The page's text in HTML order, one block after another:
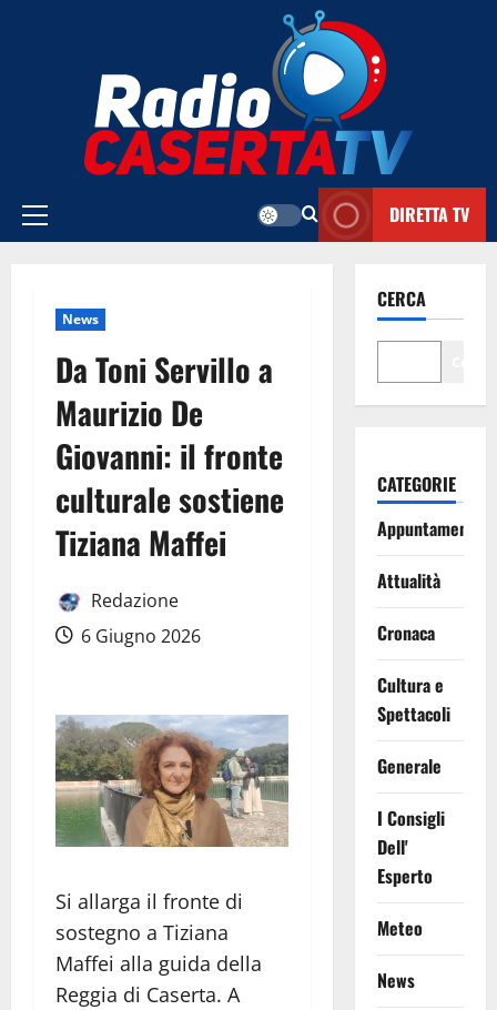
Menu
DIRETTA TV
News
Da Toni Servillo a
Maurizio De
Giovanni: il fronte
culturale sostiene
Tiziana Maffei
Redazione
6 Giugno 2026
Si allarga il fronte di
sostegno a Tiziana
Maffei alla guida della
Reggia di Caserta. A
CERCA
CATEGORIE
Appuntamenti
Attualità
Cronaca
Cultura e
Spettacoli
Generale
I Consigli
Dell'
Esperto
Meteo
News